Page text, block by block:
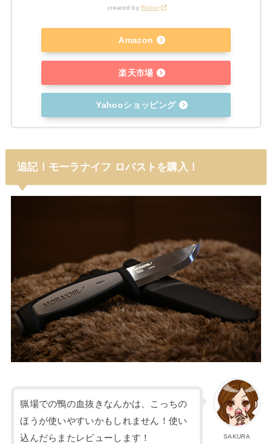
created by Rinker
Amazon
楽天市場
Yahooショッピング
追記！モーラナイフ ロバストを購入！
SAKURA
猟場での鴨の血抜きなんかは、こっちの
ほうが使いやすいかもしれません！使い
込んだらまたレビューします！